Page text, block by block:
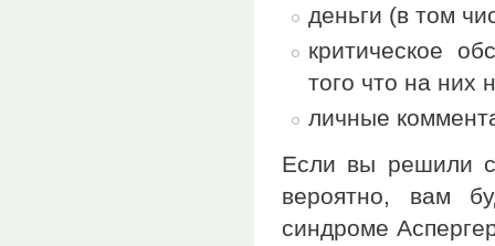
деньги (в том
критическое
того что на них
личные
Если вы решили
вероятно, вам
синдроме